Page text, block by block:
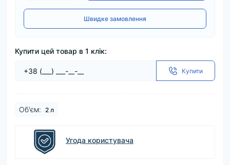
Швидке замовлення
Купити цей товар в 1 клік:
Купити
Об'єм: 2 л
Угода користувача